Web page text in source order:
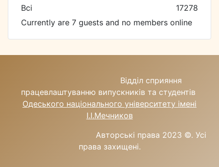
Всі
17278
Currently are 7 guests and no members online
Відділ сприяння
працевлаштуванню випускників та студентів
Одеського національного університету імені
І.І.Мечников
Авторські права 2023 ©. Усі
права захищені.